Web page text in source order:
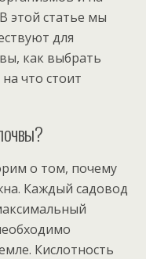
этой статье мы
для
как выбрать
что стоит
о том, почему
Каждый садовод
Кислотность